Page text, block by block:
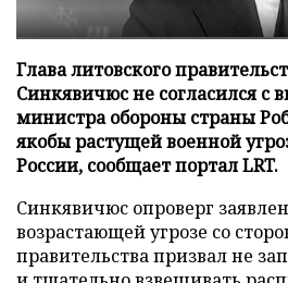
Глава литовского
Синкявичюс не согласился с
министра обороны страны
якобы растущей военной
России, сообщает портал LRT.
Синкявичюс опроверг
возрастающей угрозе со
правительства призвал не